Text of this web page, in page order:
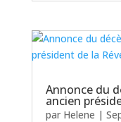
Annonce du
ancien
par Helene |